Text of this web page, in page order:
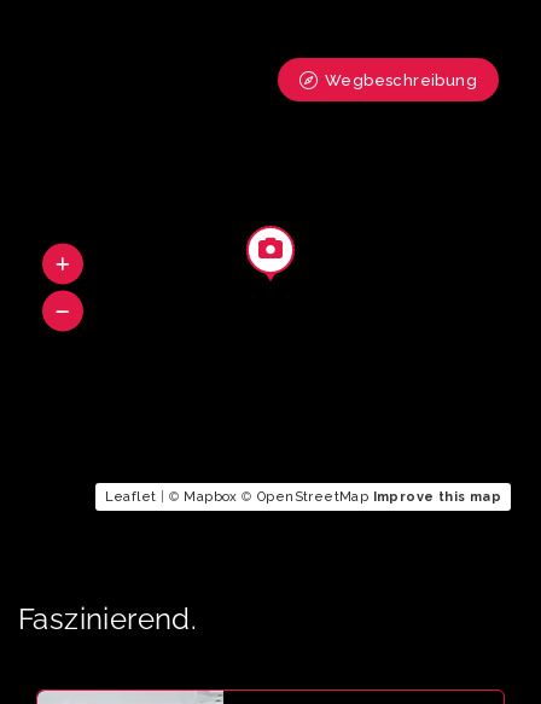
Leaflet | © Mapbox © OpenStreetMap Improve this map
Wegbeschreibung
Faszinierend.